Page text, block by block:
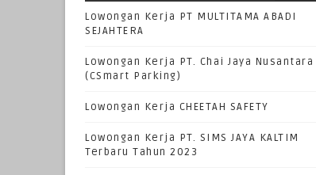
Lowongan Kerja PT MULTITAMA ABADI
SEJAHTERA
Lowongan Kerja PT. Chai Jaya Nusantara
(CSmart Parking)
Lowongan Kerja CHEETAH SAFETY
Lowongan Kerja PT. SIMS JAYA KALTIM
Terbaru Tahun 2023